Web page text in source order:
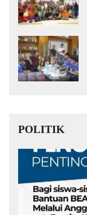
POLITIK